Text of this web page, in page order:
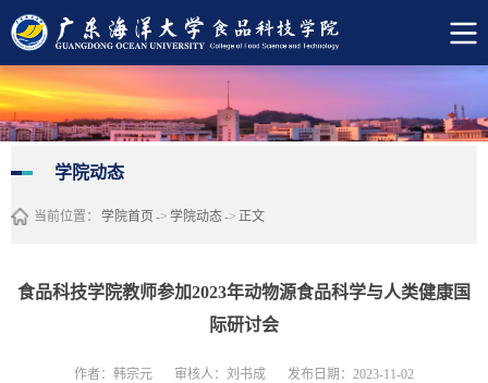
学院动态
当前位置： 学院首页 -> 学院动态-> 正文
食品科技学院教师参加2023年动物源食品科学与人类健康国
际研讨会
作者：韩宗元 审核人：刘书成
发布日期：2023-11-02